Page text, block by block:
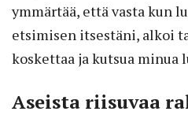
ymmärtää, että vasta kun
etsimisen itsestäni, alkoi
koskettaa ja kutsua minua
Aseista riisuvaa